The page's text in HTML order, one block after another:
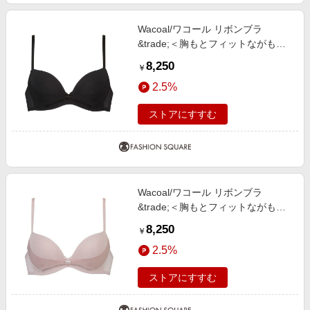
Wacoal/ワコール リボンブラ
&trade;＜胸もとフィットながもち
（ＢＣＬ４１０） BL F65
￥ 8,250
2.5%
ストアにすすむ
Wacoal/ワコール リボンブラ
&trade;＜胸もとフィットながもち
（ＢＣＬ４１０） PO E70
￥ 8,250
2.5%
ストアにすすむ